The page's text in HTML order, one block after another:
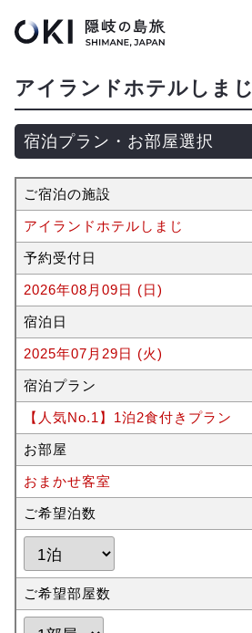
アイランドホテルしまじ
宿泊プラン・お部屋選択
ご宿泊の施設
アイランドホテルしまじ
予約受付日
2026年08月09日 (日)
宿泊日
2025年07月29日 (火)
宿泊プラン
【人気No.1】1泊2食付きプラン
お部屋
おまかせ客室
ご希望泊数
ご希望部屋数